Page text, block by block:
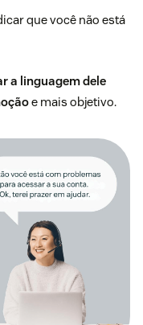
que você não está
a linguagem dele
e mais objetivo.